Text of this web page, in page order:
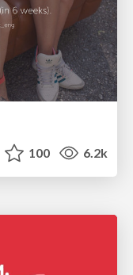
100 6.2k